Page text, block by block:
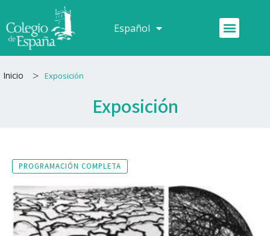
al
contenido
Español
Français Menú
Inicio > Exposición
Exposición
PROGRAMACIÓN COMPLETA